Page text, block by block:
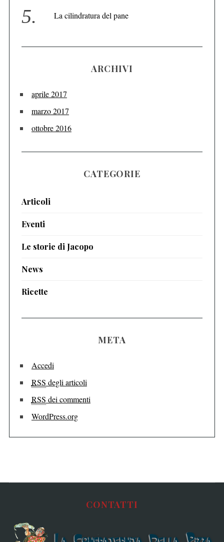
La cilindratura del pane
ARCHIVI
aprile 2017
marzo 2017
ottobre 2016
CATEGORIE
Articoli
Eventi
Le storie di Jacopo
News
Ricette
META
Accedi
RSS degli articoli
RSS dei commenti
WordPress.org
CONTATTI